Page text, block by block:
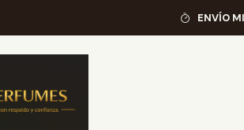
ENVÍO